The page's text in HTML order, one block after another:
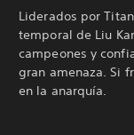
Liderados por
temporal de Liu
campeones y
gran amenaza. Si
en la anarquía.